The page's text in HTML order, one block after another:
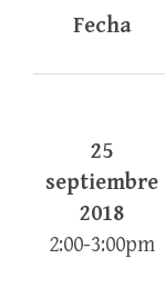
Fecha
25
septiembre
2018
2:00-3:00pm